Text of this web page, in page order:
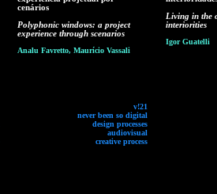
cenários
Polyphonic windows: a project
experience through scenarios
Analu Favretto, Maurício Vassali
v!21
never been so digital
design processes
audiovisual
creative process
Living in the
interiorities
Igor Guatelli